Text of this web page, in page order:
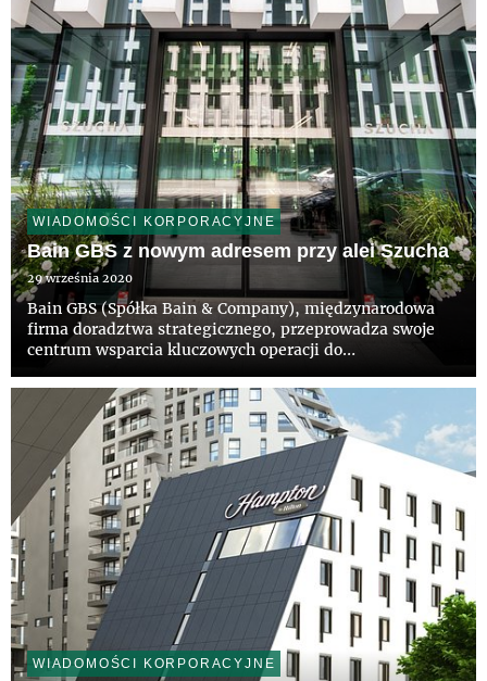
WIADOMOŚCI KORPORACYJNE
Bain GBS z nowym adresem przy alei Szucha
29 września 2020
Bain GBS (Spółka Bain & Company), międzynarodowa
firma doradztwa strategicznego, przeprowadza swoje
centrum wsparcia kluczowych operacji do
biuro, blisko dwukrotnie większe niż dotychczasowe,
będzie zajmować dwa piętr...
WIADOMOŚCI KORPORACYJNE